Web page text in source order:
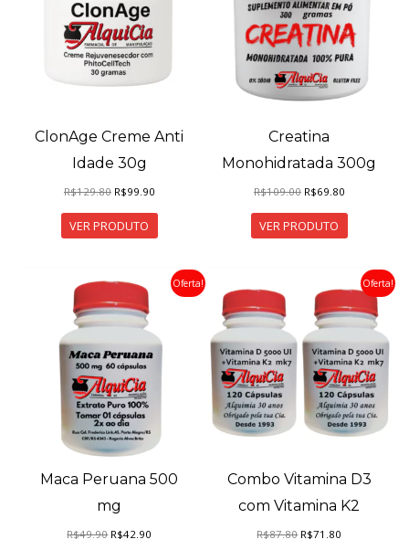
ClonAge Creme Anti
Idade 30g
R$129.80 O
original
era:
R$129.80.
R$99.90O
atual
R$99.90.
VER PRODUTO
Creatina
Monohidratada 300g
R$109.00 O
original
era:
R$109.00.
R$69.80O
atual
R$69.80.
VER PRODUTO
Oferta!
Maca Peruana 500
mg
R$49.90 O
R$42.90
Oferta!
Combo Vitamina D3
com Vitamina K2
R$87.80 O
R$71.80